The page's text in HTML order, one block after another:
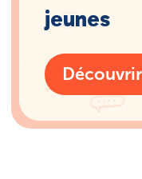
jeunes